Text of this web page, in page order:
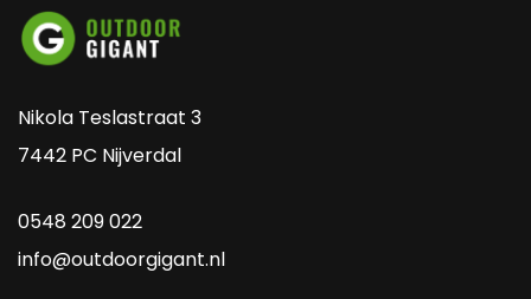
Nikola Teslastraat 3
7442 PC Nijverdal
0548 209 022
info@outdoorgigant.nl